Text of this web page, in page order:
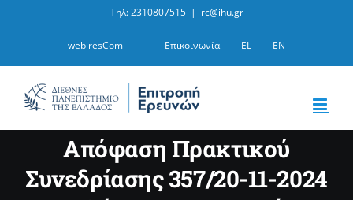
Τηλ: 2310807515 | rc@ihu.gr
web resCom Επικοινωνία EL EN
Aπόφαση Πρακτικού
Συνεδρίασης 357/20-11-2024